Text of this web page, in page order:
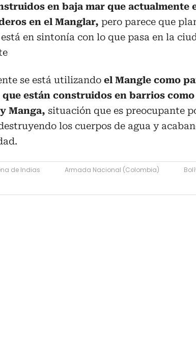
en baja mar que actualmente
en el Manglar, pero parece que
en sintonía con lo que pasa en la
se está utilizando el Mangle como
están construidos en barrios
Manga, situación que es preocupante
los cuerpos de agua y
de Indias Armada Nacional (Colombia)